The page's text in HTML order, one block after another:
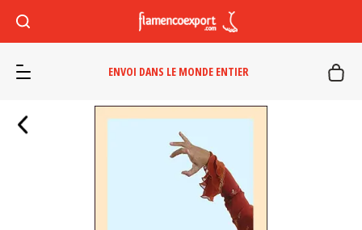
ENVOI DANS LE MONDE ENTIER